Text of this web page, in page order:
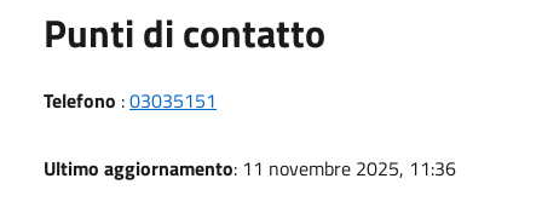
Punti di contatto
Telefono :03035151
Ultimo aggiornamento: 11 novembre 2025, 11:36